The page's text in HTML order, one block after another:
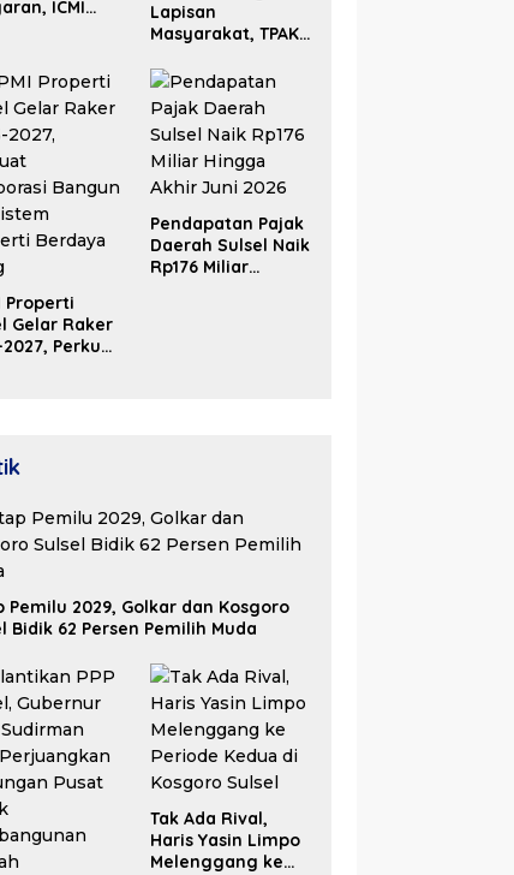
ICMI
Lapisan
Masyarakat, TPAKD
Inklusi Keuangan
Properti
Gelar Raker
Perkuat
Pendapatan Pajak
Daerah Sulsel Naik
Rp176 Miliar
Pemilu 2029, Golkar dan Kosgoro
Bidik 62 Persen Pemilih Muda
Tak Ada Rival,
Haris Yasin Limpo
Melenggang ke